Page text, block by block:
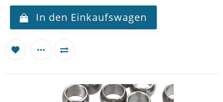
In den Einkaufswagen